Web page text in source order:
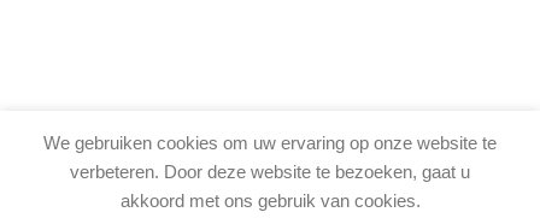
We gebruiken cookies om uw ervaring op onze website te
verbeteren. Door deze website te bezoeken, gaat u
akkoord met ons gebruik van cookies.